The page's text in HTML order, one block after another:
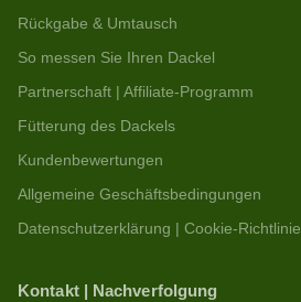
Rückgabe & Umtausch
So messen Sie Ihren Dackel
Partnerschaft | Affiliate-Programm
Fütterung des Dackels
Kundenbewertungen
Allgemeine Geschäftsbedingungen
Datenschutzerklärung | Cookie-Richtlinie
Kontakt | Nachverfolgung